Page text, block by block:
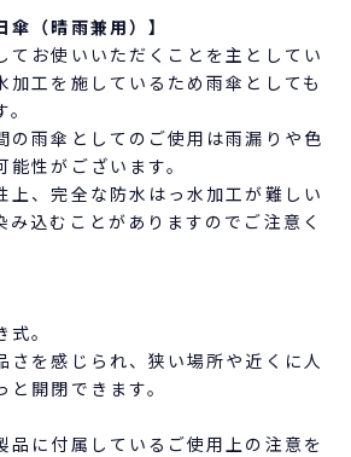
傘（晴雨兼用）】
てお使いいただくことを主としてい
加工を施しているため雨傘としても
雨傘としてのご使用は雨漏りや色
性がございます。
上、完全な防水はっ水加工が難しい
み込むことがありますのでご注意く
。
さを感じられ、狭い場所や近くに人
開閉できます。
品に付属しているご使用上の注意を